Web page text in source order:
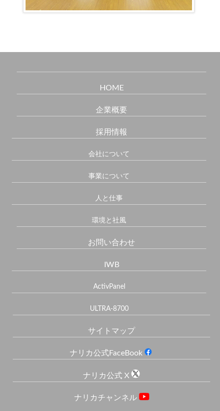
HOME
企業概要
採用情報
会社について
事業について
人と仕事
環境と社風
お問い合わせ
IWB
ActivPanel
ULTRA-8700
サイトマップ
ナリカ公式FaceBook
ナリカ公式 X
ナリカチャンネル